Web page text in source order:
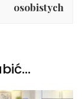
osobistych